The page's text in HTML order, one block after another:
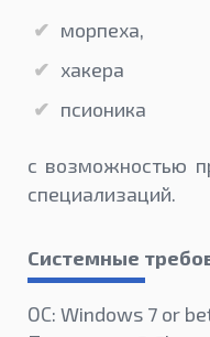
морпеха,
хакера
псионика
с возможностью
специализаций.
Системные
ОС: Windows 7 or